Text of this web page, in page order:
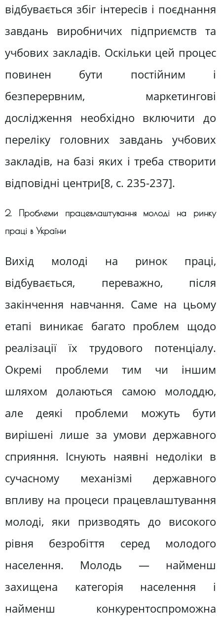
відбувається збіг інтересів і поєднання
завдань виробничих підприємств та
учбових закладів. Оскільки цей процес
повинен бути постійним і
безперервним, маркетингові
дослідження необхідно включити до
переліку головних завдань учбових
закладів, на базі яких і треба створити
відповідні центри[8, c. 235-237].
2. Проблеми працевлаштування молоді на ринку
праці в України
Вихід молоді на ринок праці,
відбувається, переважно, після
закінчення навчання. Саме на цьому
етапі виникає багато проблем щодо
реалізації їх трудового потенціалу.
Окремі проблеми тим чи іншим
шляхом долаються самою молоддю,
але деякі проблеми можуть бути
вирішені лише за умови державного
сприяння. Існують наявні недоліки в
сучасному механізмі державного
впливу на процеси працевлаштування
молоді, яки призводять до високого
рівня безробіття серед молодого
населення. Молодь — найменш
захищена категорія населення і
найменш конкурентоспроможна